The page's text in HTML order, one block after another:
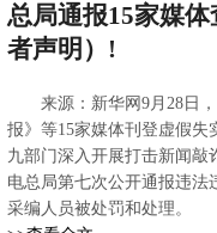
总局通报15家媒
者声明）!
来源：新华网9月28日
报》等15家媒体刊登虚假失
九部门深入开展打击新闻敲
电总局第七次公开通报违法
采编人员被处罚和处理。